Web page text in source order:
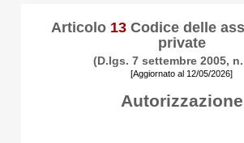
Articolo 13Codice delle
private
(D.lgs. 7 settembre 2005,
[Aggiornato al 12/05/2026]
Autorizzazione